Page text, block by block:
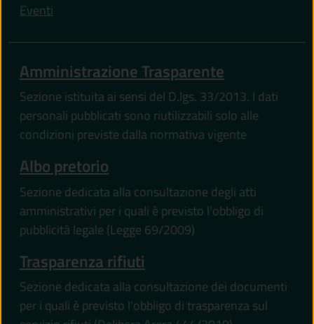
Eventi
Amministrazione Trasparente
Sezione istituita ai sensi del D.lgs. 33/2013. I dati
personali pubblicati sono riutilizzabili solo alle
condizioni previste dalla normativa vigente
Albo pretorio
Sezione dedicata alla consultazione degli atti
amministrativi per i quali è previsto l'obbligo di
pubblicità legale (Legge 69/2009)
Trasparenza rifiuti
Sezione dedicata alla consultazione dei documenti
per i quali è previsto l'obbligo di trasparenza sul